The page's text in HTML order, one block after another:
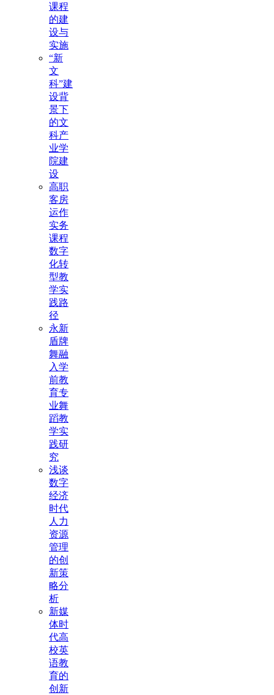
课程
的建
设与
实施
“新
文
科”建
设背
景下
的文
科产
业学
院建
设
高职
客房
运作
实务
课程
数字
化转
型教
学实
践路
径
永新
盾牌
舞融
入学
前教
育专
业舞
蹈教
学实
践研
究
浅谈
数字
经济
时代
人力
资源
管理
的创
新策
略分
析
新媒
体时
代高
校英
语教
育的
创新